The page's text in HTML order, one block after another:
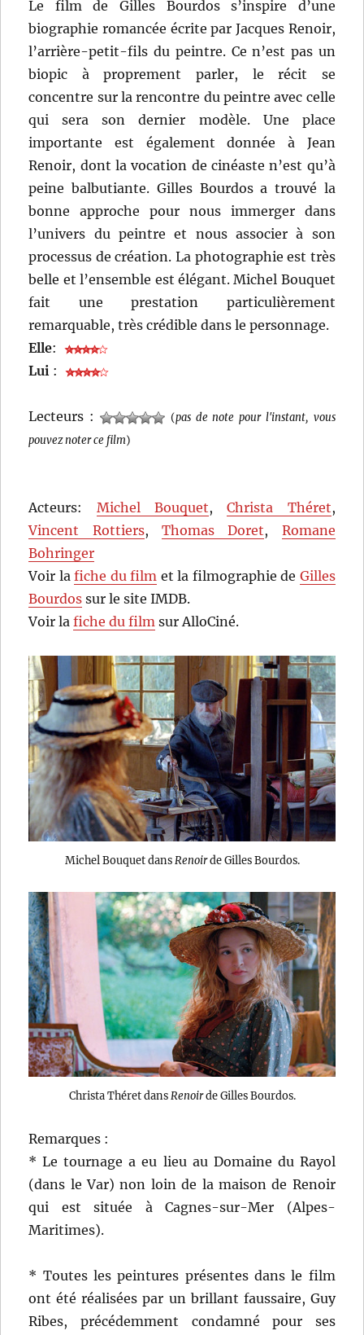
Le film de Gilles Bourdos s’inspire d’une
biographie romancée écrite par Jacques Renoir,
l’arrière-petit-fils du peintre. Ce n’est pas un
biopic à proprement parler, le récit se
concentre sur la rencontre du peintre avec celle
qui sera son dernier modèle. Une place
importante est également donnée à Jean
Renoir, dont la vocation de cinéaste n’est qu’à
peine balbutiante. Gilles Bourdos a trouvé la
bonne approche pour nous immerger dans
l’univers du peintre et nous associer à son
processus de création. La photographie est très
belle et l’ensemble est élégant. Michel Bouquet
fait une prestation particulièrement
remarquable, très crédible dans le personnage.
Elle:
Lui :
Lecteurs : (pas de note pour l'instant, vous
pouvez noter ce film)
Acteurs: Michel Bouquet,Christa Théret,
Vincent Rottiers,Thomas Doret, Romane
Bohringer
Voir lafiche du film et la filmographie de Gilles
Bourdos sur le site IMDB.
Voir lafiche du film sur AlloCiné.
Michel Bouquet dans Renoirde Gilles Bourdos.
Christa Théret dansRenoirde Gilles Bourdos.
Remarques :
* Le tournage a eu lieu au Domaine du Rayol
(dans le Var) non loin de la maison de Renoir
qui est située à Cagnes-sur-Mer (Alpes-
Maritimes).
* Toutes les peintures présentes dans le film
ont été réalisées par un brillant faussaire, Guy
Ribes, précédemment condamné pour ses